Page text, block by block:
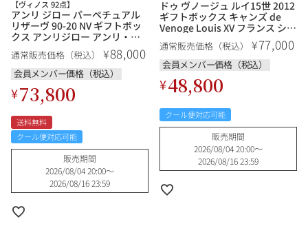
【ヴィノス 92点】
アンリ ジロー パーペチュアル
リザーヴ 90-20 NV ギフトボッ
クス アンリジロー アンリ・ジ
ロー リザーブ Henri Giraud
Perpetual Reserve 90-20 フラ
ンス シャンパン シャンパーニ
ュ
通常販売価格（税込） ¥88,000
会員メンバー価格（税込）
¥73,800
送料無料
クール便対応可能
販売期間
2026/08/04 20:00〜
2026/08/16 23:59
ドゥ ヴノージュ ルイ15世 2012
ギフトボックス キャンズ de
Venoge Louis XV フランス シャ
ンパン シャンパーニュ
通常販売価格（税込） ¥77,000
会員メンバー価格（税込）
¥48,800
クール便対応可能
販売期間
2026/08/04 20:00〜
2026/08/16 23:59